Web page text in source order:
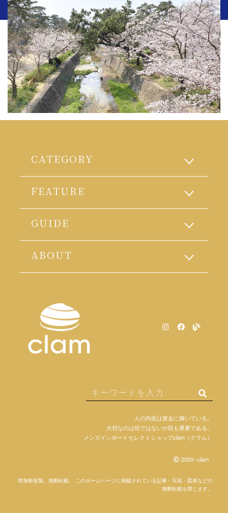
CATEGORY
FEATURE
GUIDE
ABOUT
人の内面は黄金に輝いている。
大切なのは殻ではないが殻も重要である。
メンズインポートセレクトショップclam（クラム）
2020- clam
禁無断複製、無断転載、 このホームページに掲載されている記事・写真・図表などの
無断転載を禁じます。